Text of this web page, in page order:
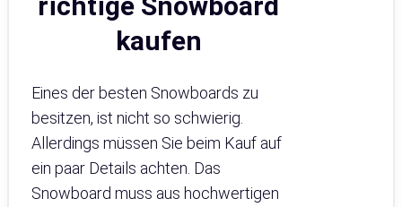
kaufen
Eines der besten Snowboards zu
besitzen, ist nicht so schwierig.
Allerdings müssen Sie beim Kauf auf
ein paar Details achten. Das
Snowboard muss aus hochwertigen